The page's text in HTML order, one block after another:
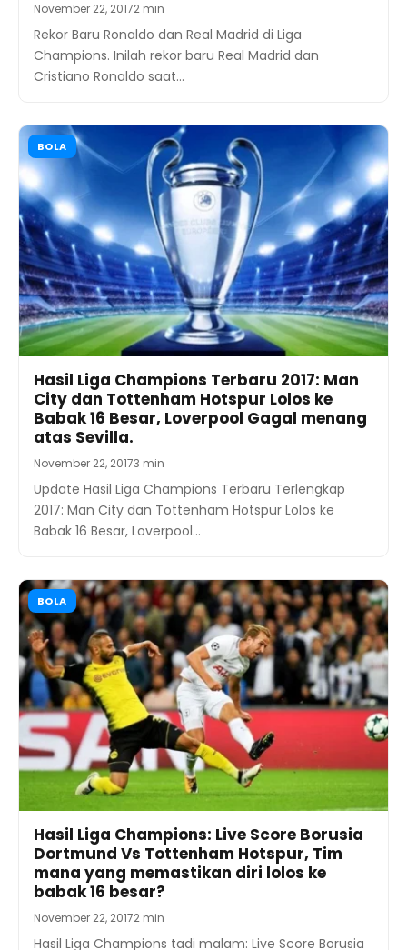
November 22, 20172 min
Rekor Baru Ronaldo dan Real Madrid di Liga
Champions. Inilah rekor baru Real Madrid dan
Cristiano Ronaldo saat…
BOLA
Hasil Liga Champions Terbaru 2017: Man
City dan Tottenham Hotspur Lolos ke
Babak 16 Besar, Loverpool Gagal menang
atas Sevilla.
November 22, 20173 min
Update Hasil Liga Champions Terbaru Terlengkap
2017: Man City dan Tottenham Hotspur Lolos ke
Babak 16 Besar, Loverpool…
BOLA
Hasil Liga Champions: Live Score Borusia
Dortmund Vs Tottenham Hotspur, Tim
mana yang memastikan diri lolos ke
babak 16 besar?
November 22, 20172 min
Hasil Liga Champions tadi malam: Live Score Borusia